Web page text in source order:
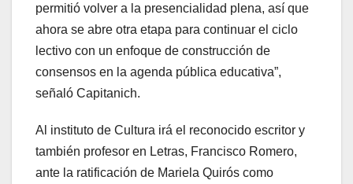
permitió volver a la presencialidad plena, así que
ahora se abre otra etapa para continuar el ciclo
lectivo con un enfoque de construcción de
consensos en la agenda pública educativa”,
señaló Capitanich.
Al instituto de Cultura irá el reconocido escritor y
también profesor en Letras, Francisco Romero,
ante la ratificación de Mariela Quirós como